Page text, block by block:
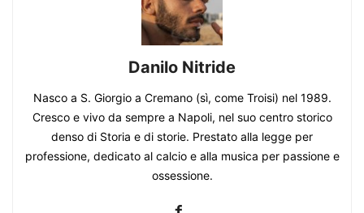
Danilo Nitride
Nasco a S. Giorgio a Cremano (sì, come Troisi) nel 1989.
Cresco e vivo da sempre a Napoli, nel suo centro storico
denso di Storia e di storie. Prestato alla legge per
professione, dedicato al calcio e alla musica per passione e
ossessione.